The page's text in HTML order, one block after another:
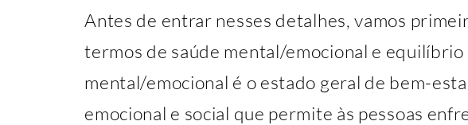
Antes de entrar nesses detalhes, vamos
termos de saúde mental/emocional e equilíbrio
mental/emocional é o estado geral de bem-
emocional e social que permite às pessoas